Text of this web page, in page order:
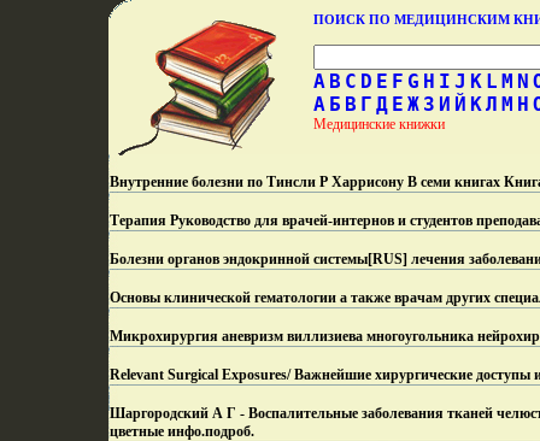
ПОИСК ПО МЕДИЦИНСКИМ
A B C D E F G H I J K L M N
А Б В Г Д Е Ж З И Й КЛ М Н
Медицинские книжки
Внутренние болезни по Тинсли Р Харрисону В семи книгах
Терапия Руководство для врачей-интернов и студентов
Болезни органов эндокринной системы[RUS] лечения
Основы клинической гематологии а также врачам других
Микрохирургия аневризм виллизиева многоугольника
Relevant Surgical Exposures/ Важнейшие хирургические доступы
Шаргородский А Г - Воспалительные заболевания тканей
цветные инфо.подроб.